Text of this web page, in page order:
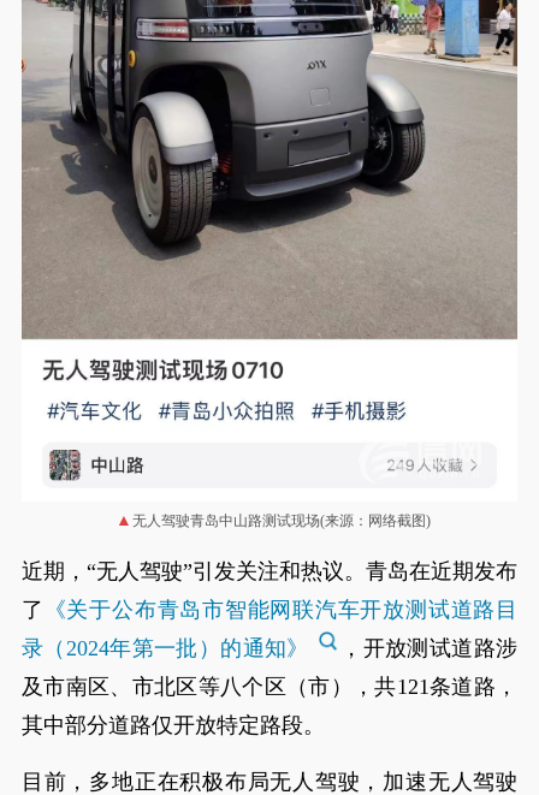
无人驾驶青岛中山路测试现场(来源：网络截图)
近期，“无人驾驶”引发关注和热议。青岛在近期发布
了
《关于公布青岛市智能网联汽车开放测试道路目
录（2024年第一批）的通知》
，开放测试道路涉
及市南区、市北区等八个区（市），共121条道路，
其中部分道路仅开放特定路段。
目前，多地正在积极布局无人驾驶，加速无人驾驶